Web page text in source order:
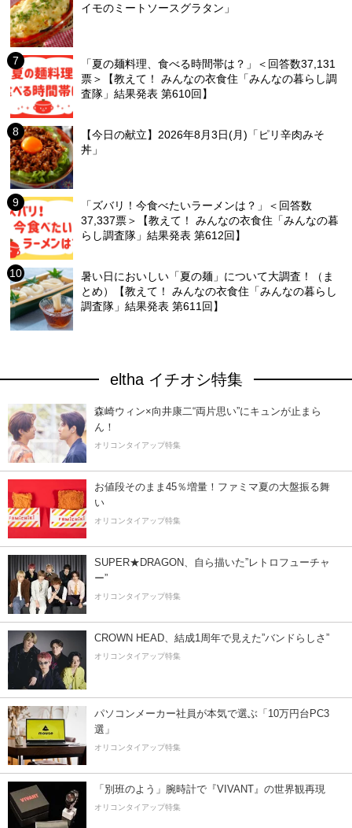
イモのミートソースグラタン」
「夏の麺料理、食べる時間帯は？」＜回答数37,131
票＞【教えて！ みんなの衣食住「みんなの暮らし調
査隊」結果発表 第610回】
【今日の献立】2026年8月3日(月)「ピリ辛肉みそ
丼」
「ズバリ！今食べたいラーメンは？」＜回答数
37,337票＞【教えて！ みんなの衣食住「みんなの暮
らし調査隊」結果発表 第612回】
暑い日においしい「夏の麺」について大調査！（ま
とめ）【教えて！ みんなの衣食住「みんなの暮らし
調査隊」結果発表 第611回】
eltha イチオシ特集
森崎ウィン×向井康二“両片思い”にキュンが止まら
ん！
オリコンタイアップ特集
お値段そのまま45％増量！ファミマ夏の大盤振る舞
い
オリコンタイアップ特集
SUPER★DRAGON、自ら描いた”レトロフューチャ
ー”
オリコンタイアップ特集
CROWN HEAD、結成1周年で見えた”バンドらしさ”
オリコンタイアップ特集
パソコンメーカー社員が本気で選ぶ「10万円台PC3
選」
オリコンタイアップ特集
「別班のよう」腕時計で『VIVANT』の世界観再現
オリコンタイアップ特集